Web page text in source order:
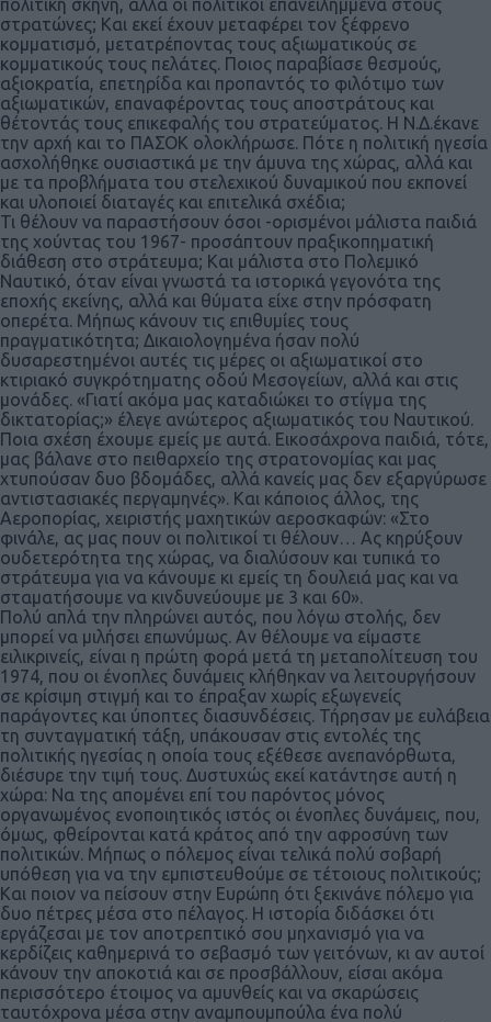
πολιτική σκηνή, αλλά οι πολιτικοί επανειλημμένα στους
στρατώνες; Και εκεί έχουν μεταφέρει τον ξέφρενο
κομματισμό, μετατρέποντας τους αξιωματικούς σε
κομματικούς τους πελάτες. Ποιος παραβίασε θεσμούς,
αξιοκρατία, επετηρίδα και προπαντός το φιλότιμο των
αξιωματικών, επαναφέροντας τους αποστράτους και
θέτοντάς τους επικεφαλής του στρατεύματος. Η Ν.Δ.έκανε
την αρχή και το ΠΑΣΟΚ ολοκλήρωσε. Πότε η πολιτική ηγεσία
ασχολήθηκε ουσιαστικά με την άμυνα της χώρας, αλλά και
με τα προβλήματα του στελεχικού δυναμικού που εκπονεί
και υλοποιεί διαταγές και επιτελικά σχέδια;
Τι θέλουν να παραστήσουν όσοι -ορισμένοι μάλιστα παιδιά
της χούντας του 1967- προσάπτουν πραξικοπηματική
διάθεση στο στράτευμα; Και μάλιστα στο Πολεμικό
Ναυτικό, όταν είναι γνωστά τα ιστορικά γεγονότα της
εποχής εκείνης, αλλά και θύματα είχε στην πρόσφατη
οπερέτα. Μήπως κάνουν τις επιθυμίες τους
πραγματικότητα; Δικαιολογημένα ήσαν πολύ
δυσαρεστημένοι αυτές τις μέρες οι αξιωματικοί στο
κτιριακό συγκρότηματης οδού Μεσογείων, αλλά και στις
μονάδες. «Γιατί ακόμα μας καταδιώκει το στίγμα της
δικτατορίας;» έλεγε ανώτερος αξιωματικός του Ναυτικού.
Ποια σχέση έχουμε εμείς με αυτά. Εικοσάχρονα παιδιά, τότε,
μας βάλανε στο πειθαρχείο της στρατονομίας και μας
χτυπούσαν δυο βδομάδες, αλλά κανείς μας δεν εξαργύρωσε
αντιστασιακές περγαμηνές». Και κάποιος άλλος, της
Αεροπορίας, χειριστής μαχητικών αεροσκαφών: «Στο
φινάλε, ας μας πουν οι πολιτικοί τι θέλουν… Ας κηρύξουν
ουδετερότητα της χώρας, να διαλύσουν και τυπικά το
στράτευμα για να κάνουμε κι εμείς τη δουλειά μας και να
σταματήσουμε να κινδυνεύουμε με 3 και 60».
Πολύ απλά την πληρώνει αυτός, που λόγω στολής, δεν
μπορεί να μιλήσει επωνύμως. Αν θέλουμε να είμαστε
ειλικρινείς, είναι η πρώτη φορά μετά τη μεταπολίτευση του
1974, που οι ένοπλες δυνάμεις κλήθηκαν να λειτουργήσουν
σε κρίσιμη στιγμή και το έπραξαν χωρίς εξωγενείς
παράγοντες και ύποπτες διασυνδέσεις. Τήρησαν με ευλάβεια
τη συνταγματική τάξη, υπάκουσαν στις εντολές της
πολιτικής ηγεσίας η οποία τους εξέθεσε ανεπανόρθωτα,
διέσυρε την τιμή τους. Δυστυχώς εκεί κατάντησε αυτή η
χώρα: Να της απομένει επί του παρόντος μόνος
οργανωμένος ενοποιητικός ιστός οι ένοπλες δυνάμεις, που,
όμως, φθείρονται κατά κράτος από την αφροσύνη των
πολιτικών. Μήπως ο πόλεμος είναι τελικά πολύ σοβαρή
υπόθεση για να την εμπιστευθούμε σε τέτοιους πολιτικούς;
Και ποιον να πείσουν στην Ευρώπη ότι ξεκινάνε πόλεμο για
δυο πέτρες μέσα στο πέλαγος. Η ιστορία διδάσκει ότι
εργάζεσαι με τον αποτρεπτικό σου μηχανισμό για να
κερδίζεις καθημερινά το σεβασμό των γειτόνων, κι αν αυτοί
κάνουν την αποκοτιά και σε προσβάλλουν, είσαι ακόμα
περισσότερο έτοιμος να αμυνθείς και να σκαρώσεις
ταυτόχρονα μέσα στην αναμπουμπούλα ένα πολύ